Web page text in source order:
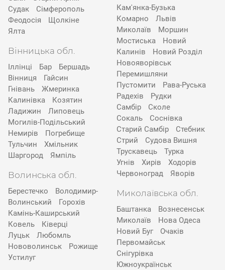
Судак
Сімферополь
Феодосія
Щолкіне
Ялта
Вінницька обл.
Іллінці Бар
Бершадь
Вінниця
Гайсин
Гнівань
Жмеринка
Калинівка
Козятин
Ладижин
Липовець
Могилів-Подільський
Немирів
Погребище
Тульчин
Хмільник
Шаргород
Ямпіль
Волинська обл.
Берестечко
Володимир-
Волинський
Горохів
Камінь-Каширський
Ковель
Ківерці
Луцьк
Любомль
Нововолинськ
Рожище
Устилуг
Кам'янка-Бузька
Комарно
Львів
Миколаїв
Моршин
Мостиська
Новий
Калинів
Новий Розділ
Новояворівськ
Перемишляни
Пустомити
Рава-Руська
Радехів
Рудки
Самбір
Сколе
Сокаль
Соснівка
Старий Самбір
Стебник
Стрий
Судова Вишня
Трускавець
Турка
Угнів
Хирів
Ходорів
Червоноград
Яворів
Миколаївська обл.
Баштанка
Вознесенськ
Миколаїв
Нова Одеса
Новий Буг
Очаків
Первомайськ
Снігурівка
Южноукраїнськ